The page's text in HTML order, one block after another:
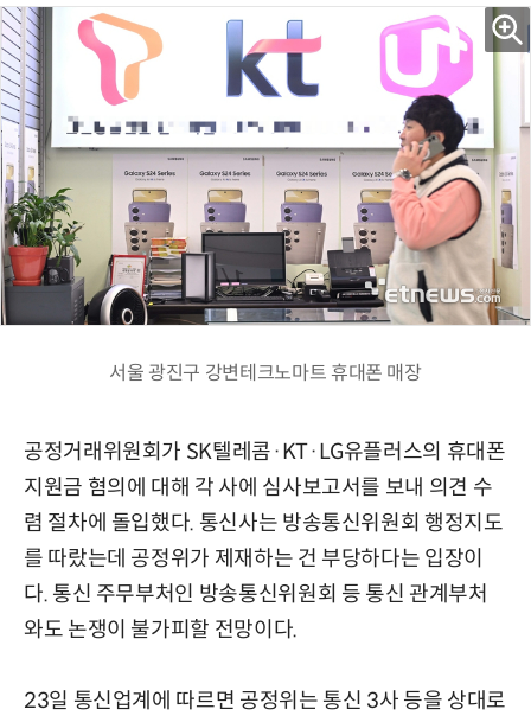
서울 광진구 강변테크노마트 휴대폰 매장
공정거래위원회가 SK텔레콤·KT·LG유플러스의 휴대폰
지원금 혐의에 대해 각 사에 심사보고서를 보내 의견 수
렴 절차에 돌입했다. 통신사는 방송통신위원회 행정지도
를 따랐는데 공정위가 제재하는 건 부당하다는 입장이
다. 통신 주무부처인 방송통신위원회 등 통신 관계부처
와도 논쟁이 불가피할 전망이다.
23일 통신업계에 따르면 공정위는 통신 3사 등을 상대로